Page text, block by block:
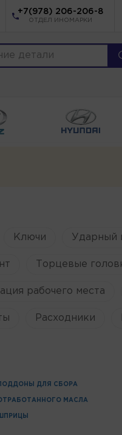
+7(978) 206-206-8
ОТДЕЛ ИНОМАРКИ
Ключи Ударный
Торцевые
рабочего места
Расходники
ДЛЯ СБОРА
МАСЛА